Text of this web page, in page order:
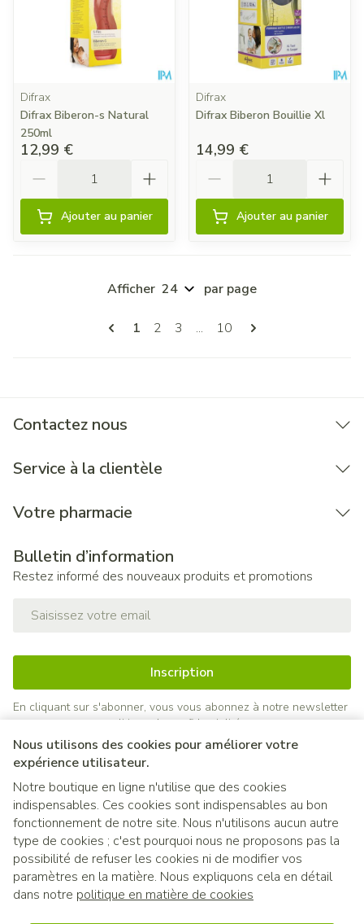
Nous utilisons des cookies pour améliorer votre
expérience utilisateur.
Notre boutique en ligne n'utilise que des cookies
indispensables. Ces cookies sont indispensables au bon
fonctionnement de notre site. Nous n'utilisons aucun autre
type de cookies ; c'est pourquoi nous ne proposons pas la
possibilité de refuser les cookies ni de modifier vos
paramètres en la matière. Nous expliquons cela en détail
dans notre politique en matière de cookies
Difrax
Difrax Biberon-s Natural
250ml
12,99 €
Ajouter au panier
Difrax
Difrax Biberon Bouillie Xl
14,99 €
Ajouter au panier
Pages
Vous lisez actuellement la page
1 Page
2 Page
3 ... Page
10
Afficher par page
Contactez nous
Service à la clientèle
Votre pharmacie
Bulletin d’information
Restez informé des nouveaux produits et promotions
Inscription
En cliquant sur s'abonner, vous vous abonnez à notre newsletter
et acceptez notrepolitique de confidentialité.
Liens légaux